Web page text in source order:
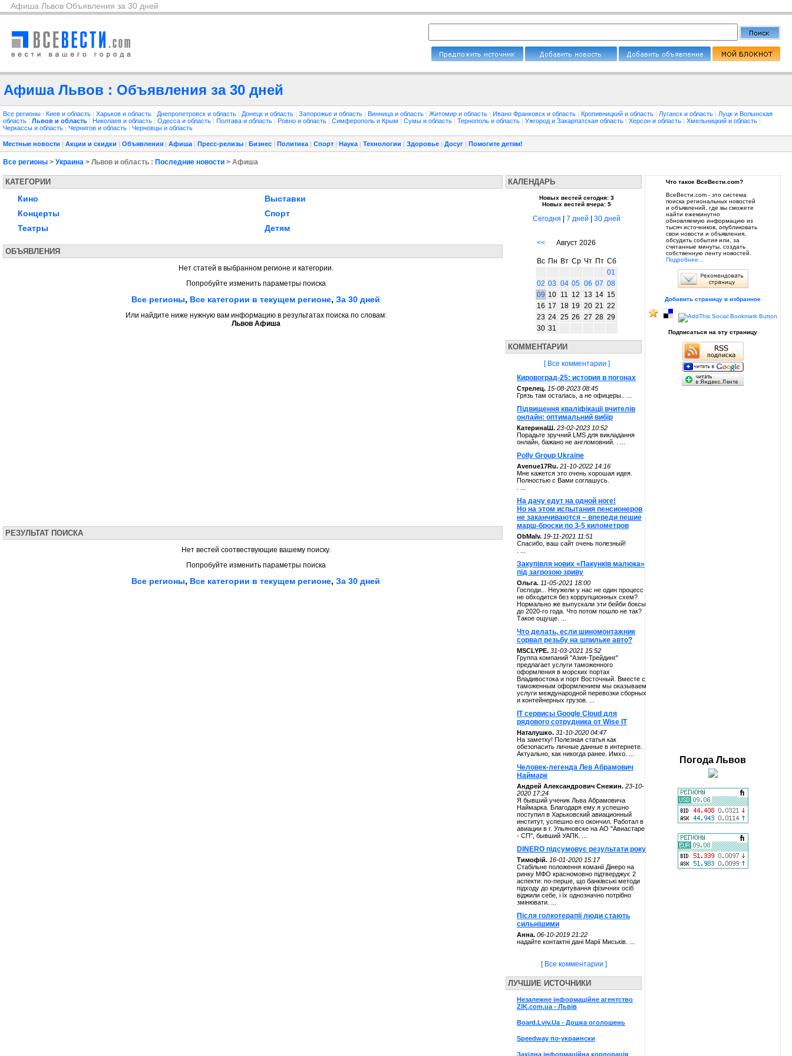
Афиша Львов Объявления за 30 дней
Афиша Львов : Объявления за 30 дней
Все регионы | Киев и область | Харьков и область | Днепропетровск и область | Донецк и область | Запорожье и область | Винница и область | Житомир и область | Ивано Франковск и область | Кропивницкий и область | Луганск и область | Луцк и Волынская
область | Львов и область | Николаев и область | Одесса и область | Полтава и область | Ровно и область | Симферополь и Крым | Сумы и область | Тернополь и область | Ужгород и Закарпатская область | Херсон и область | Хмельницкий и область |
Черкассы и область | Чернигов и область | Черновцы и область
Местные новости | Акции и скидки | Объявления | Афиша | Пресс-релизы | Бизнес | Политика | Спорт | Наука | Технологии | Здоровье | Досуг | Помогите детям!
Все регионы > Украина > Львов и область : Последние новости > Афиша
КАТЕГОРИИ
Кино
Концерты
Театры
Выставки
Спорт
Детям
ОБЪЯВЛЕНИЯ
Нет статей в выбранном регионе и категории.
Попробуйте изменить параметры поиска
Все регионы, Все категории в текущем регионе, За 30 дней
Или найдите ниже нужную вам информацию в результатах поиска по словам:
Львов Афиша
РЕЗУЛЬТАТ ПОИСКА
Нет вестей соотвествующие вашему поиску.
Попробуйте изменить параметры поиска
Все регионы, Все категории в текущем регионе, За 30 дней
КАЛЕНДАРЬ
Новых вестей сегодня: 3
Новых вестей вчера: 5
Сегодня 7 дней 30 дней
<< Август 2026
Вс Пн Вт Ср Чт Пт Сб
01
02 03 04 05 06 07 08
09 10 11 12 13 14 15
16 17 18 19 20 21 22
23 24 25 26 27 28 29
30 31
КОММЕНТАРИИ
[ Все комментарии ]
Кировоград-25: история в погонах
Стрелец. 15-08-2023 08:45
Грязь там осталась, а не офицеры.. ...
Підвищення кваліфікації вчителів
онлайн: оптимальний вибір
КатеринаШ. 23-02-2023 10:52
Порадьте зручний LMS для викладання
онлайн, бажано не англомовний. . ...
Polly Group Ukraine
Avenue17Ru. 21-10-2022 14:16
Мне кажется это очень хорошая идея.
Полностью с Вами соглашусь.
На дачу едут на одной ноге!
Но на этом испытания пенсионеров
не заканчиваются – впереди пешие
марш-броски по 3-5 километров
ОbMalv. 19-11-2021 11:51
Спасибо, ваш сайт очень полезный!
Закупівля нових «Пакунків малюка»
під загрозою зриву
Ольга. 11-05-2021 18:00
Господи... Неужели у нас не один процесс
не обходится без коррупционных схем?
Нормально же выпускали эти бейби боксы
до 2020-го года. Что потом пошло не так?
Такое ощуще. ...
Что делать, если шиномонтажник
сорвал резьбу на шпильке авто?
MSCLYPE. 31-03-2021 15:52
Группа компаний "Азия-Трейдинг"
предлагает услуги таможенного
оформления в морских портах
Владивостока и порт Восточный. Вместе с
таможенным оформлением мы оказываем
услуги международной перевозки сборных
и контейнерных грузов. ...
IT сервисы Google Cloud для
рядового сотрудника от Wise IT
Наталушко. 31-10-2020 04:47
На заметку! Полезная статья как
обезопасить личные данные в интернете.
Актуально, как никогда ранее. Имхо. ...
Человек-легенда Лев Абрамович
Наймарк
Андрей Александрович Снежин. 23-10-
2020 17:24
Я бывший ученик Льва Абрамовича
Наймарка. Благодаря ему я успешно
поступил в Харьковский авиационный
институт, успешно его окончил. Работал в
авиации в г. Ульяновске на АО "Авиастаре
- СП", бывший УАПК. ...
DINERO підсумовує результати року
Тимофій. 16-01-2020 15:17
Стабільне положення команії Дінеро на
ринку МФО красномовно підтверджує 2
аспекти: по-перше, що банківські методи
підходу до кредитування фізичних осіб
віджили себе, і їх однозначно потрібно
змінювати. ...
Після голкотерапії люди стають
сильнішими
Анна. 06-10-2019 21:22
надайте контактні дані Марії Миськів. ...
[ Все комментарии ]
ЛУЧШИЕ ИСТОЧНИКИ
Незалежне інформаційне агентство
ZIK.com.ua - Львів
Board.Lviv.Ua - Дошка оголошень
Speedway по-украински
Західна інформаційна корпорація
Что такое ВсеВести.com?
ВсеВести.com - это система
поиска региональных новостей
и объявлений, где вы сможете
найти ежеминутно
обновляемую информацию из
тысяч источников, опубликовать
свои новости и объявления,
обсудить события или, за
считанные минуты, создать
собственную ленту новостей.
Подробнее...
Добавить страницу в избранное
Подписаться на эту страницу
Погода Львов